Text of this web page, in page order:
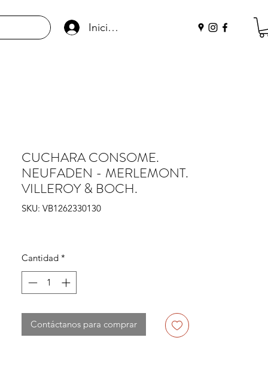
Iniciar sesión
CUCHARA CONSOME.
NEUFADEN - MERLEMONT.
VILLEROY & BOCH.
SKU: VB1262330130
Cantidad *
Contáctanos para comprar